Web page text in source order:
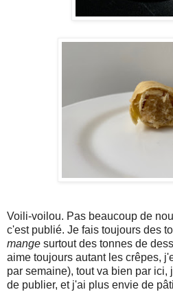
Voili-voilou. Pas beaucoup de
c'est publié. Je fais toujours des
mange surtout des tonnes de
aime toujours autant les crêpes,
par semaine), tout va bien par ici,
de publier, et j'ai plus envie de